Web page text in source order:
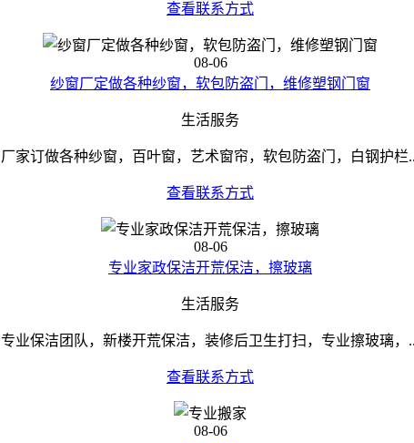
查看联系方式
08-06
纱窗厂定做各种纱窗，软包防盗门，维修塑钢门窗
生活服务
厂家订做各种纱窗，百叶窗，艺术窗帘，软包防盗门，白钢护栏
查看联系方式
08-06
专业家政保洁开荒保洁，擦玻璃
生活服务
专业保洁团队，新楼开荒保洁，装修后卫生打扫，专业擦玻璃，
查看联系方式
08-06